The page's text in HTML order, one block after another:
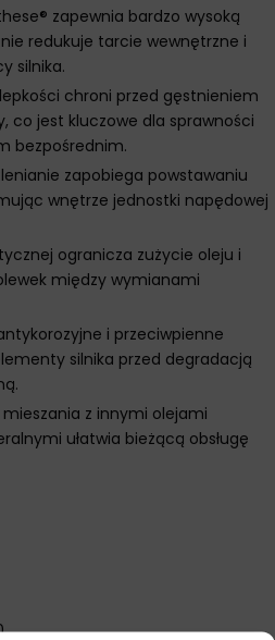
zapewnia bardzo wysoką
redukuje tarcie wewnętrzne i
silnika.
chroni przed gęstnieniem
co jest kluczowe dla sprawności
bezpośrednim.
zapobiega powstawaniu
wnętrze jednostki napędowej
ogranicza zużycie oleju i
między wymianami
i przeciwpienne
silnika przed degradacją
z innymi olejami
ułatwia bieżącą obsługę